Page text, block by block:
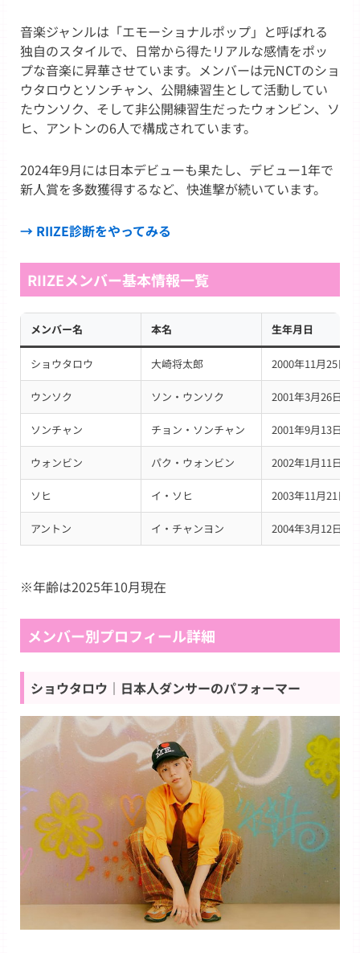
音楽ジャンルは「エモーショナルポップ」と呼ばれる
独自のスタイルで、日常から得たリアルな感情をポッ
プな音楽に昇華させています。メンバーは元NCTのショ
ウタロウとソンチャン、公開練習生として活動してい
たウンソク、そして非公開練習生だったウォンビン、ソ
ヒ、アントンの6人で構成されています。
2024年9月には日本デビューも果たし、デビュー1年で
新人賞を多数獲得するなど、快進撃が続いています。
→ RIIZE診断をやってみる
RIIZEメンバー基本情報一覧
メンバー名 本名 生年月日
ショウタロウ 大崎将太郎 2000年11月25日
ウンソク ソン・ウンソク 2001年3月26日
ソンチャン チョン・ソンチャン 2001年9月13日
ウォンビン パク・ウォンビン 2002年1月11日
ソヒ イ・ソヒ 2003年11月21日
アントン イ・チャンヨン 2004年3月12日
※年齢は2025年10月現在
メンバー別プロフィール詳細
ショウタロウ｜日本人ダンサーのパフォーマー